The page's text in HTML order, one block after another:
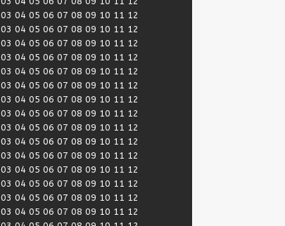
03 04 05 06 07 08 09 10 11 12
03 04 05 06 07 08 09 10 11 12
03 04 05 06 07 08 09 10 11 12
03 04 05 06 07 08 09 10 11 12
03 04 05 06 07 08 09 10 11 12
03 04 05 06 07 08 09 10 11 12
03 04 05 06 07 08 09 10 11 12
03 04 05 06 07 08 09 10 11 12
03 04 05 06 07 08 09 10 11 12
03 04 05 06 07 08 09 10 11 12
03 04 05 06 07 08 09 10 11 12
03 04 05 06 07 08 09 10 11 12
03 04 05 06 07 08 09 10 11 12
03 04 05 06 07 08 09 10 11 12
03 04 05 06 07 08 09 10 11 12